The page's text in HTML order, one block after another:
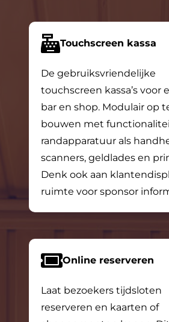
Touchscreen kassa
De gebruiksvriendelijke
touchscreen kassa’s voor
bar en shop. Modulair op
bouwen met
randapparatuur als
scanners, geldlades en
Denk ook aan
ruimte voor sponsor
Online reserveren
Laat bezoekers tijdsloten
reserveren en kaarten of